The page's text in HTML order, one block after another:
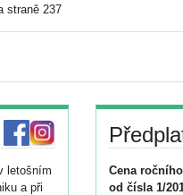
straně 237
letošním
a při
Cena
od čísla 1/